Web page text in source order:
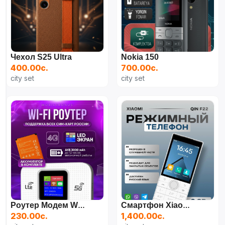
Чехол S25 Ultra
400.00с.
city set
Nokia 150
700.00с.
city set
Роутер Модем Wi-Fi 4g 5g С Сим Картой Карманный
230.00с.
Смартфон Xiaomi Qin F22 (без Камеры) 3/32Gb
1,400.00с.